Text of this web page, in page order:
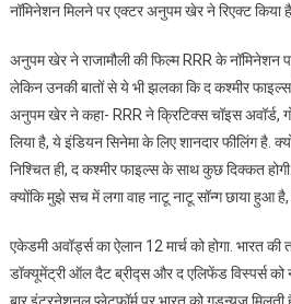
नॉमिनेशन मिलने पर एक्टर अनुपम खेर ने रिएक्ट किया है.
अनुपम खेर ने राजामौली की फिल्म RRR के नॉमिनेशन
लेकिन उनकी बातों से ये भी झलका कि द कश्मीर फाइल्स
अनुपम खेर ने कहा- RRR ने क्रिटिक्स चॉइस अवॉर्ड,
लिया है, ये इंडियन सिनेमा के लिए शानदार फीलिंग है.
निश्चित ही, द कश्मीर फाइल्स के साथ कुछ दिक्कत
क्योंकि मुझे सच में लगा वाह नाटू नाटू सॉन्ग छाया हुआ
एकेडमी अवॉर्ड्स का ऐलान 12 मार्च को होगा. भारत
डॉक्यूमेंट्री ऑल दैट ब्रीद्स और द एलिफेंड विस्पर्स को
बार इंटरनेशनल प्लेटफॉर्म पर भारत को गुडन्यूज मिलती